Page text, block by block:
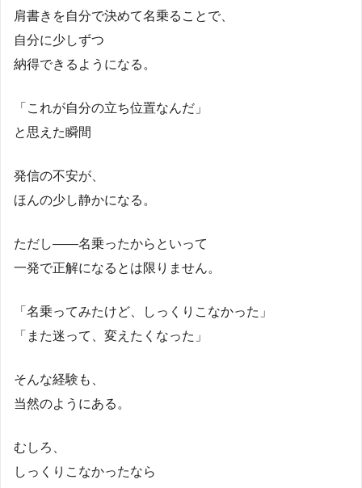
肩書きを自分で決めて名乗ることで、
自分に少しずつ
納得できるようになる。
「これが自分の立ち位置なんだ」
と思えた瞬間
発信の不安が、
ほんの少し静かになる。
ただし――名乗ったからといって
一発で正解になるとは限りません。
「名乗ってみたけど、しっくりこなかった」
「また迷って、変えたくなった」
そんな経験も、
当然のようにある。
むしろ、
しっくりこなかったなら